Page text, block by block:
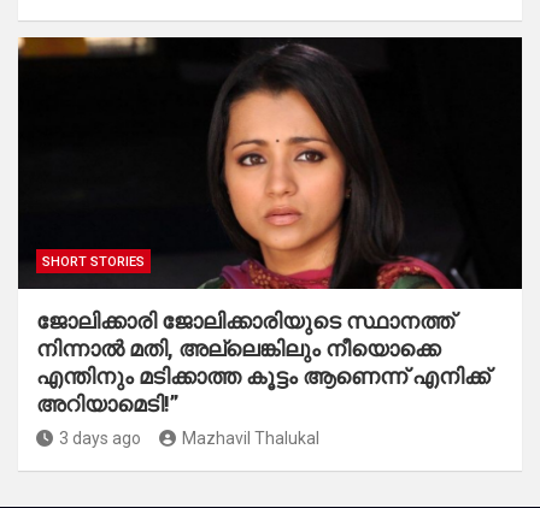
SHORT STORIES
ജോലിക്കാരി ജോലിക്കാരിയുടെ സ്ഥാനത്ത്
നിന്നാൽ മതി, അല്ലെങ്കിലും നീയൊക്കെ
എന്തിനും മടിക്കാത്ത കൂട്ടം ആണെന്ന് എനിക്ക്
അറിയാമെടി!”
3 days ago Mazhavil Thalukal